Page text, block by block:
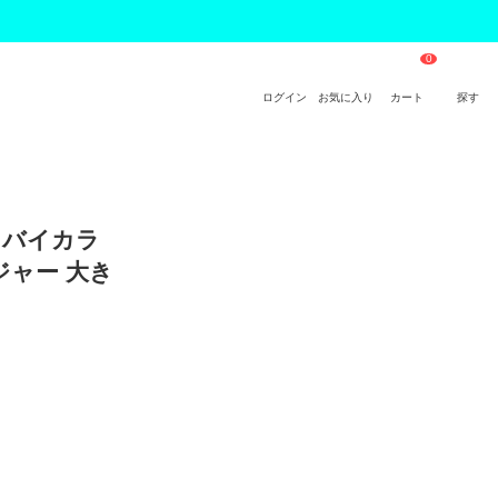
ログイン お気に入り カート 探す
イカラ
ー 大き